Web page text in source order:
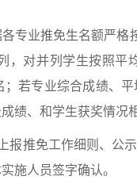
专业推免生名额严
，对并列学生按照
若专业综合成绩、
绩、和学生获奖情况
报推免工作细则、公
施人员签字确认。